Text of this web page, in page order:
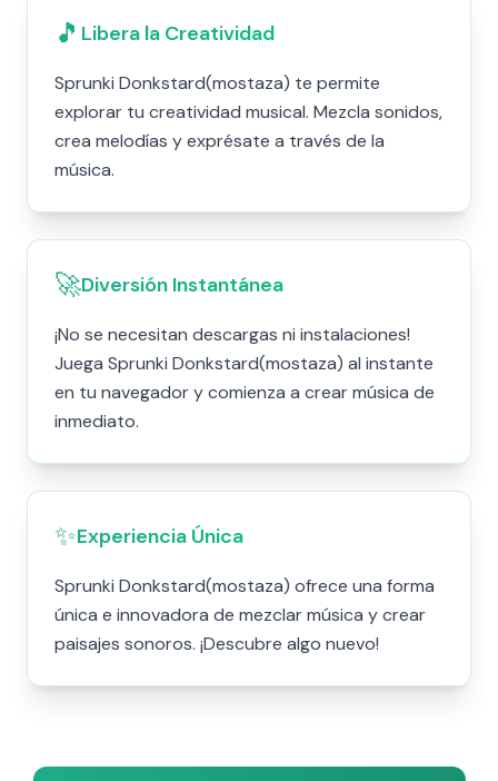
🎵 Libera la Creatividad
Sprunki Donkstard(mostaza) te permite
explorar tu creatividad musical. Mezcla sonidos,
crea melodías y exprésate a través de la
música.
🚀Diversión Instantánea
¡No se necesitan descargas ni instalaciones!
Juega Sprunki Donkstard(mostaza) al instante
en tu navegador y comienza a crear música de
inmediato.
✨Experiencia Única
Sprunki Donkstard(mostaza) ofrece una forma
única e innovadora de mezclar música y crear
paisajes sonoros. ¡Descubre algo nuevo!